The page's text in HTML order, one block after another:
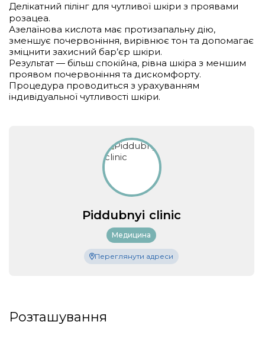
Делікатний пілінг для чутливої шкіри з проявами
розацеа.
Азелаїнова кислота має протизапальну дію,
зменшує почервоніння, вирівнює тон та допомагає
зміцнити захисний бар’єр шкіри.
Результат — більш спокійна, рівна шкіра з меншим
проявом почервоніння та дискомфорту.
Процедура проводиться з урахуванням
індивідуальної чутливості шкіри.
Piddubnyi clinic
Медицина
Переглянути адреси
Розташування